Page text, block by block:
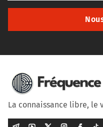
La connaissance libre, le